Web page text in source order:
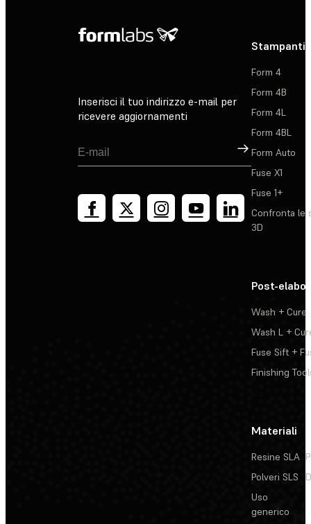
Inserisci il tuo indirizzo e-mail per
ricevere aggiornamenti
Registrati
Stampanti
Form 4
Form 4B
Form 4L
Form 4BL
Form Auto
Fuse X1
Fuse 1+
Confronta le
3D
Post-
Wash + Cure
Wash L +
Fuse Sift +
Finishing
Materiali
Resine SLA
Polveri SLS
Uso
generico